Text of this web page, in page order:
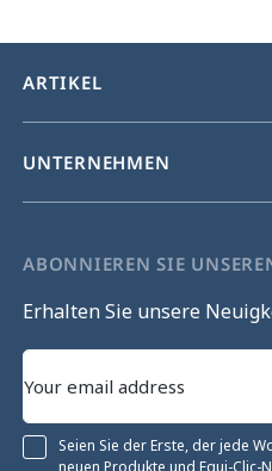
ARTIKEL
UNTERNEHMEN
ABONNIEREN SIE
Erhalten Sie unsere
Seien Sie der Erste, der jede